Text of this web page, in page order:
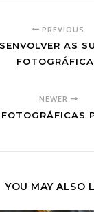
PREVIOUS
AS
NEWER
FOTOGRÁFICAS
YOU MAY ALSO